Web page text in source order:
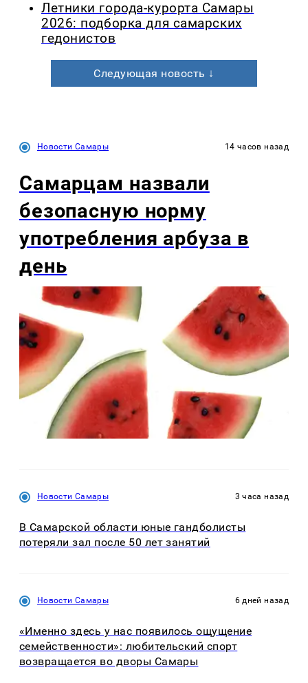
Летники города-курорта Самары
2026: подборка для самарских
гедонистов
Следующая новость ↓
Новости Самары 14 часов назад
Самарцам назвали
безопасную норму
употребления арбуза в
день
Новости Самары 3 часа назад
В Самарской области юные гандболисты
потеряли зал после 50 лет занятий
Новости Самары 6 дней назад
«Именно здесь у нас появилось ощущение
семейственности»: любительский спорт
возвращается во дворы Самары